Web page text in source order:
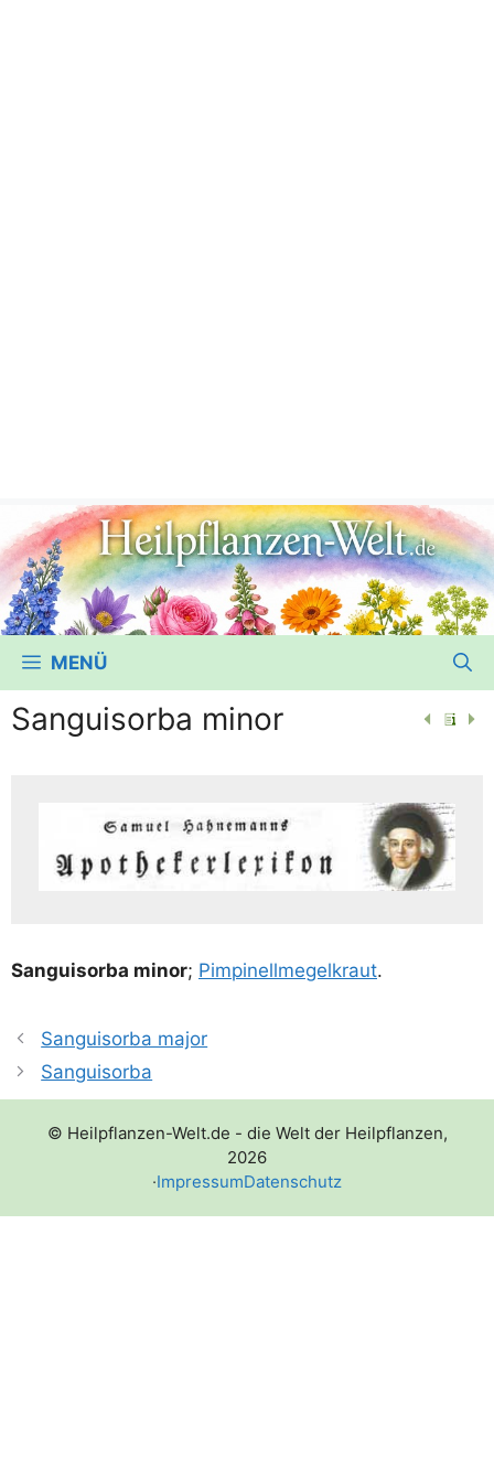
MENÜ
Sanguisorba minor
San­gu­i­sor­ba minor; Pim­pi­nell­me­gel­kraut.
Sanguisorba major
Sanguisorba
© Heilpflanzen-Welt.de - die Welt der Heilpflanzen,
2026
·ImpressumDatenschutz